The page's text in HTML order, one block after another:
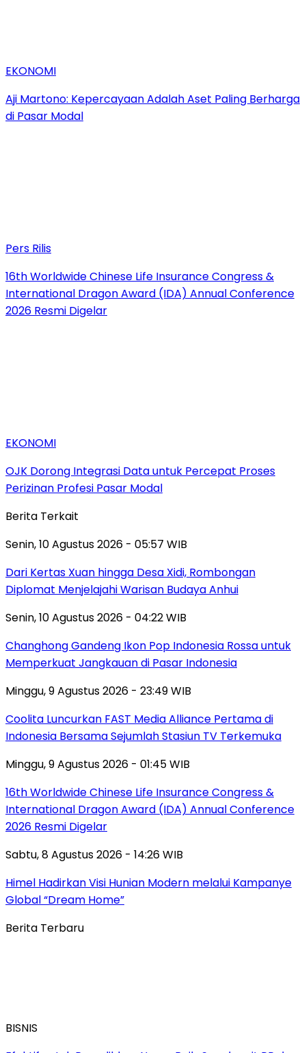
EKONOMI
Aji Martono: Kepercayaan Adalah Aset Paling Berharga
di Pasar Modal
Pers Rilis
16th Worldwide Chinese Life Insurance Congress &
International Dragon Award (IDA) Annual Conference
2026 Resmi Digelar
EKONOMI
OJK Dorong Integrasi Data untuk Percepat Proses
Perizinan Profesi Pasar Modal
Berita Terkait
Senin, 10 Agustus 2026 - 05:57 WIB
Dari Kertas Xuan hingga Desa Xidi, Rombongan
Diplomat Menjelajahi Warisan Budaya Anhui
Senin, 10 Agustus 2026 - 04:22 WIB
Changhong Gandeng Ikon Pop Indonesia Rossa untuk
Memperkuat Jangkauan di Pasar Indonesia
Minggu, 9 Agustus 2026 - 23:49 WIB
Coolita Luncurkan FAST Media Alliance Pertama di
Indonesia Bersama Sejumlah Stasiun TV Terkemuka
Minggu, 9 Agustus 2026 - 01:45 WIB
16th Worldwide Chinese Life Insurance Congress &
International Dragon Award (IDA) Annual Conference
2026 Resmi Digelar
Sabtu, 8 Agustus 2026 - 14:26 WIB
Himel Hadirkan Visi Hunian Modern melalui Kampanye
Global “Dream Home”
Berita Terbaru
BISNIS